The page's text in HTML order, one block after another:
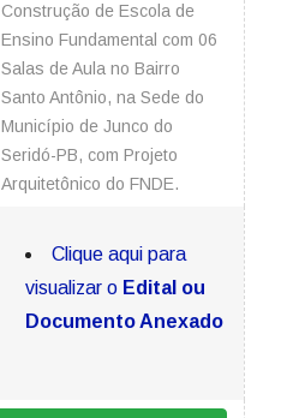
Construção de Escola de
Ensino Fundamental com 06
Salas de Aula no Bairro
Santo Antônio, na Sede do
Município de Junco do
Seridó-PB, com Projeto
Arquitetônico do FNDE.
Clique aqui para
visualizar o Edital ou
Documento Anexado